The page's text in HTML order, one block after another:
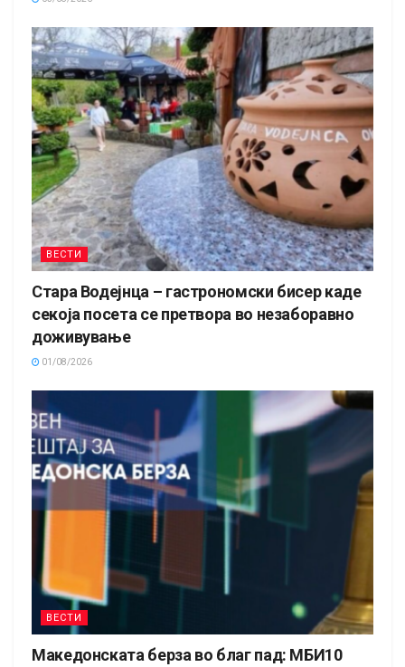
ВЕСТИ
Стара Водејнца – гастрономски бисер каде
секоја посета се претвора во незаборавно
доживување
01/08/2026
ВЕСТИ
Македонската берза во благ пад: МБИ10